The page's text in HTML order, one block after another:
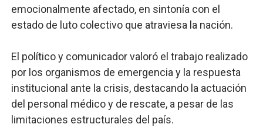
emocionalmente afectado, en sintonía con el
estado de luto colectivo que atraviesa la nación.
El político y comunicador valoró el trabajo realizado
por los organismos de emergencia y la respuesta
institucional ante la crisis, destacando la actuación
del personal médico y de rescate, a pesar de las
limitaciones estructurales del país.